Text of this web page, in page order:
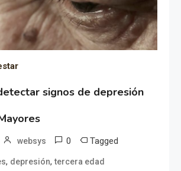
signos de depresión
websys 0 Tagged
, depresión,tercera edad